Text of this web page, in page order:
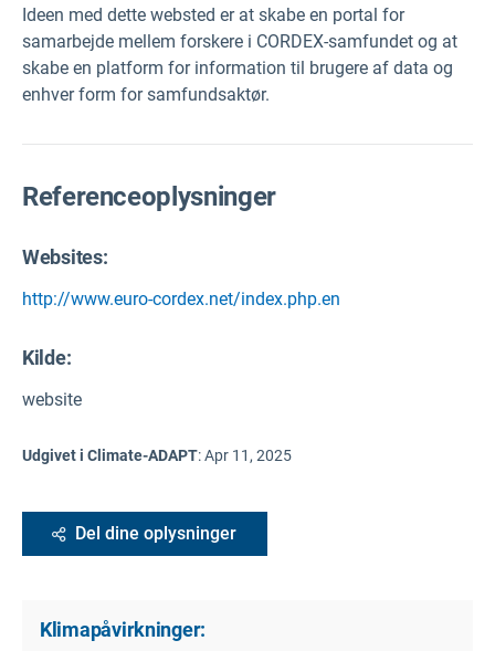
Ideen med dette websted er at skabe en portal for
samarbejde mellem forskere i CORDEX-samfundet og at
skabe en platform for information til brugere af data og
enhver form for samfundsaktør.
Referenceoplysninger
Websites:
http://www.euro-cordex.net/index.php.en
Kilde:
website
Udgivet i Climate-ADAPT:Apr 11, 2025
Del dine oplysninger
Klimapåvirkninger: